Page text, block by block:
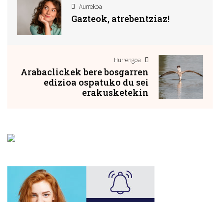
Aurrekoa
Gazteok, atrebentziaz!
Hurrengoa
Arabaclickek bere bosgarren
edizioa ospatuko du sei
erakusketekin